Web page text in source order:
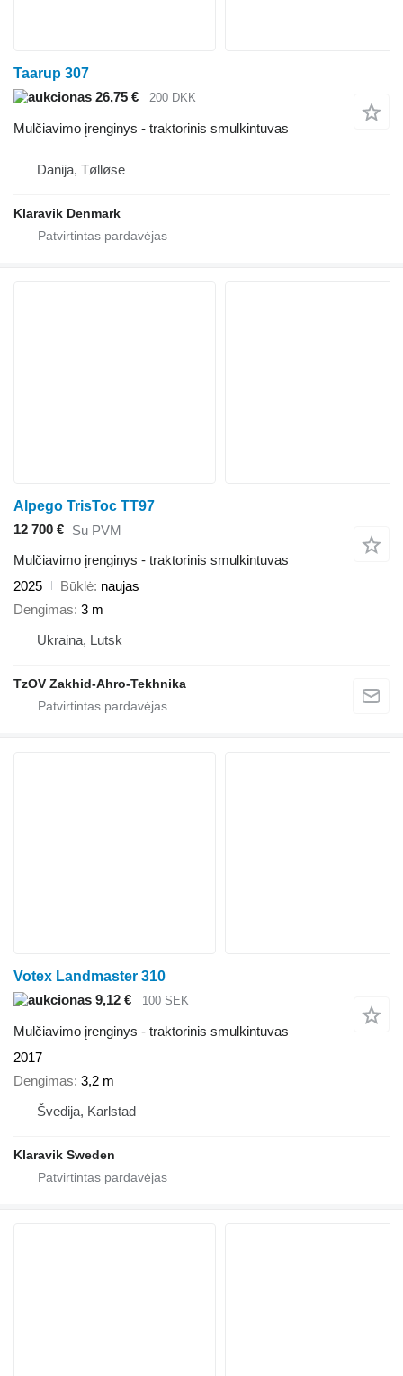
Taarup 307
26,75 €
200 DKK
Mulčiavimo įrenginys - traktorinis smulkintuvas
Danija, Tølløse
Klaravik Denmark
Alpego TrisToc TT97
12 700 € Su PVM
Mulčiavimo įrenginys - traktorinis smulkintuvas
2025
Būklė naujas
Dengimas 3 m
Ukraina, Lutsk
TzOV Zakhid-Ahro-Tekhnika
Votex Landmaster 310
9,12 €
100 SEK
Mulčiavimo įrenginys - traktorinis smulkintuvas
2017
Dengimas 3,2 m
Švedija, Karlstad
Klaravik Sweden